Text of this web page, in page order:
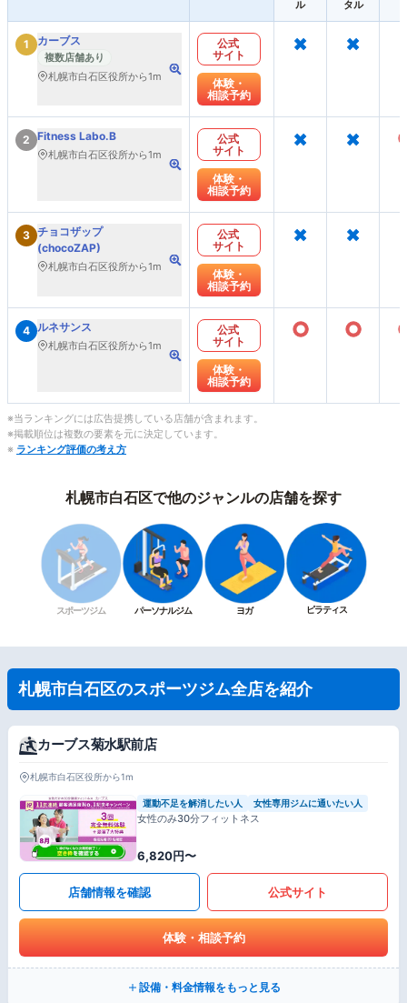
ル
タル
1 カーブス
複数店舗あり
札幌市白石区役所から1m
公式
サイト
体験・
相談予約
× ×
2 Fitness Labo.B
札幌市白石区役所から1m
公式
サイト
体験・
相談予約
× ×
3 チョコザップ
(chocoZAP)
札幌市白石区役所から1m
公式
サイト
体験・
相談予約
× ×
4 ルネサンス
札幌市白石区役所から1m
公式
サイト
体験・
相談予約
○ ○
※当ランキングには広告提携している店舗が含まれます。
※掲載順位は複数の要素を元に決定しています。
※ ランキング評価の考え方
札幌市白石区で他のジャンルの店舗を探す
スポーツジム パーソナルジム ヨガ ピラティス
札幌市白石区のスポーツジム全店を紹介
カーブス菊水駅前店
札幌市白石区役所から1m
運動不足を解消したい人 女性専用ジムに通いたい人
女性のみ30分フィットネス
6,820円〜
店舗情報を確認 公式サイト
体験・相談予約
設備・料金情報をもっと見る